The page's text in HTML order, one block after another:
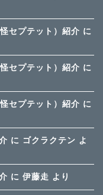
セプテット）紹介 に
セプテット）紹介 に
セプテット）紹介 に
に ゴクラクテン よ
に 伊藤走 より